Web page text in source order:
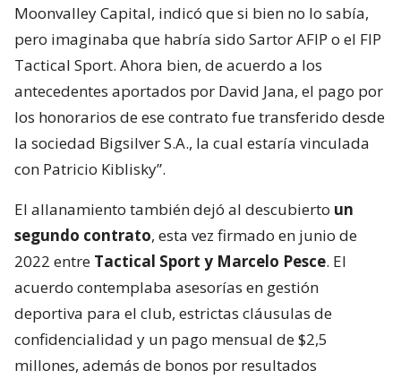
Moonvalley Capital, indicó que si bien no lo sabía,
pero imaginaba que habría sido Sartor AFIP o el FIP
Tactical Sport. Ahora bien, de acuerdo a los
antecedentes aportados por David Jana, el pago por
los honorarios de ese contrato fue transferido desde
la sociedad Bigsilver S.A., la cual estaría vinculada
con Patricio Kiblisky”.
El allanamiento también dejó al descubierto un
segundo contrato, esta vez firmado en junio de
2022 entre Tactical Sport y Marcelo Pesce. El
acuerdo contemplaba asesorías en gestión
deportiva para el club, estrictas cláusulas de
confidencialidad y un pago mensual de $2,5
millones, además de bonos por resultados